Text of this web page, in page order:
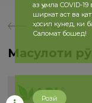
бозгашт
Маҳсулоти
аз ҷумла COVID-
ширкат аст ва
ҳосил кунед, ки
Саломат бошед!
Розӣ